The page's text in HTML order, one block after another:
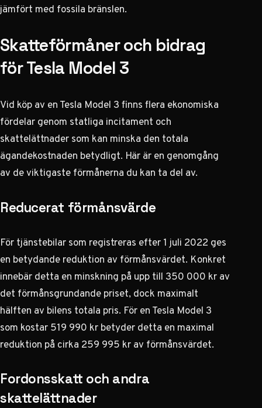
jämfört med fossila bränslen.
Skatteförmåner och bidrag
för Tesla Model 3
Vid köp av en Tesla Model 3 finns flera ekonomiska
fördelar genom statliga incitament och
skattelättnader som kan minska den totala
ägandekostnaden betydligt. Här är en genomgång
av de viktigaste förmånerna du kan ta del av.
Reducerat förmånsvärde
För tjänstebilar som registreras efter 1 juli 2022 ges
en betydande reduktion av förmånsvärdet. Konkret
innebär detta en minskning på upp till 350 000 kr av
det förmånsgrundande priset, dock maximalt
hälften av bilens totala pris. För en Tesla Model 3
som kostar 519 990 kr betyder detta en maximal
reduktion på cirka 259 995 kr av förmånsvärdet.
Fordonsskatt och andra
skattelättnader